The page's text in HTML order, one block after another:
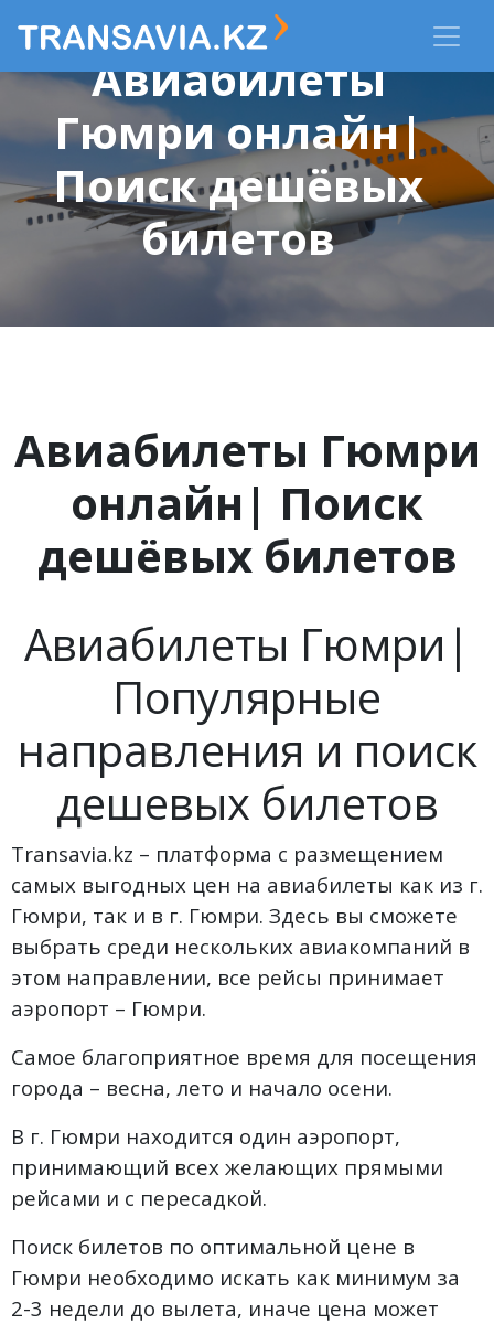
Авиабилеты
Гюмри онлайн|
Поиск дешёвых
билетов
Авиабилеты Гюмри
онлайн| Поиск
дешёвых билетов
Авиабилеты Гюмри|
Популярные
направления и поиск
дешевых билетов
Transavia.kz – платформа с размещением
самых выгодных цен на авиабилеты как из г.
Гюмри, так и в г. Гюмри. Здесь вы сможете
выбрать среди нескольких авиакомпаний в
этом направлении, все рейсы принимает
аэропорт – Гюмри.
Самое благоприятное время для посещения
города – весна, лето и начало осени.
В г. Гюмри находится один аэропорт,
принимающий всех желающих прямыми
рейсами и с пересадкой.
Поиск билетов по оптимальной цене в
Гюмри необходимо искать как минимум за
2-3 недели до вылета, иначе цена может